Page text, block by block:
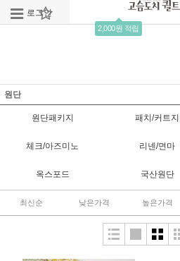
로그인 회원가입
2,000원 적립
원단
원단패키지 패치/커트지
체크/아즈미노 리넨/면마
옥스포드 국산원단
최신순 낮은가격 높은가격